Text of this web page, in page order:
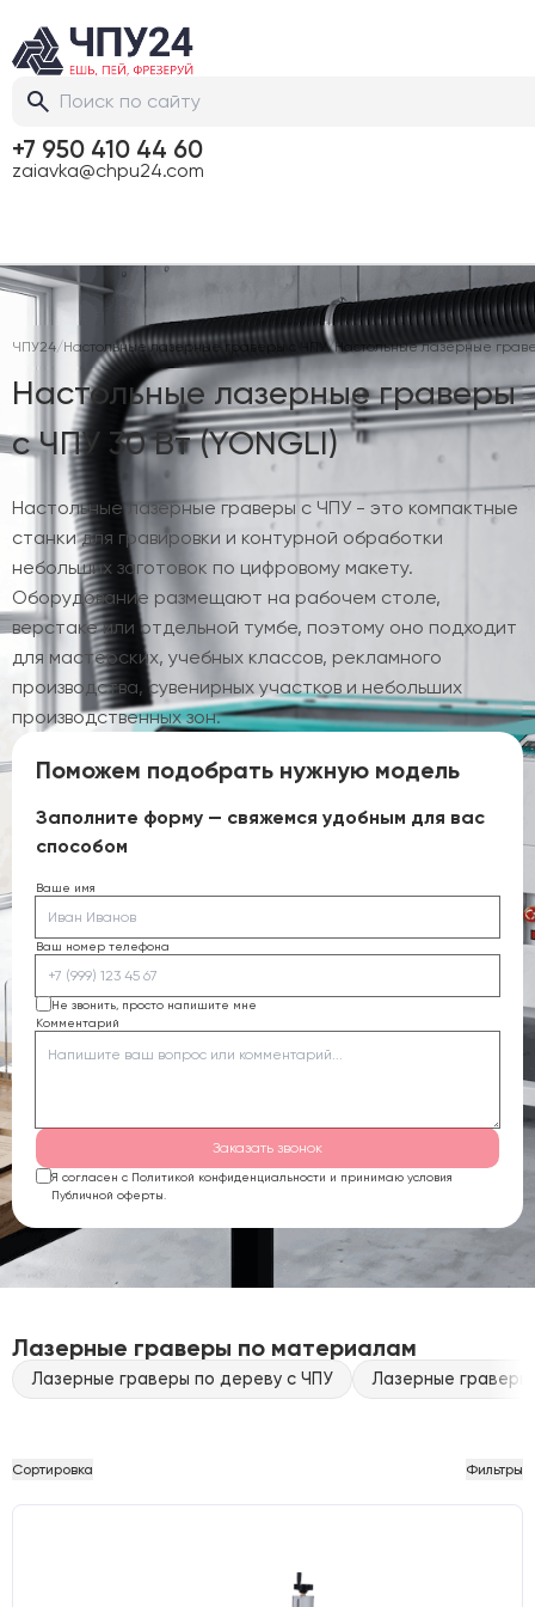
+7 950 410 44 60
zaiavka@chpu24.com
ЧПУ24/Настольные лазерные граверы с ЧПУ/Настольные лазерные
Настольные лазерные граверы
с ЧПУ 30 Вт (YONGLI)
Настольные лазерные граверы с ЧПУ - это компактные
станки для гравировки и контурной обработки
небольших заготовок по цифровому макету.
Оборудование размещают на рабочем столе,
верстаке или отдельной тумбе, поэтому оно подходит
для мастерских, учебных классов, рекламного
производства, сувенирных участков и небольших
производственных зон.
Поможем подобрать нужную модель
Заполните форму — свяжемся удобным для вас
способом
Ваше имя
Ваш номер телефона
Не звонить, просто напишите мне
Комментарий
Заказать звонок
Я согласен с Политикой конфиденциальности и принимаю условия
Публичной оферты.
Лазерные граверы по материалам
Лазерные граверы по дереву с ЧПУ Лазерные
Сортировка Фильтры